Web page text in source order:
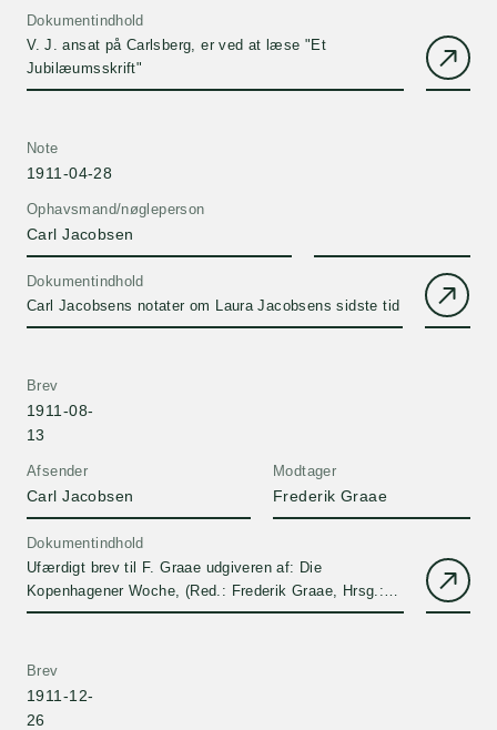
Dokumentindhold
V. J. ansat på Carlsberg, er ved at læse "Et
Jubilæumsskrift"
Ophavsmand/nøgleperson
Carl Jacobsen
Note
1911-04-28
Dokumentindhold
Carl Jacobsens notater om Laura Jacobsens sidste tid
Afsender
Carl Jacobsen
Brev
1911-08-
13
Modtager
Frederik Graae
Dokumentindhold
Ufærdigt brev til F. Graae udgiveren af: Die
Kopenhagener Woche, (Red.: Frederik Graae, Hrsg.:
Verein zur Förderung des Fremdenverkehrs in
kommentarer.
Brev
1911-12-
26